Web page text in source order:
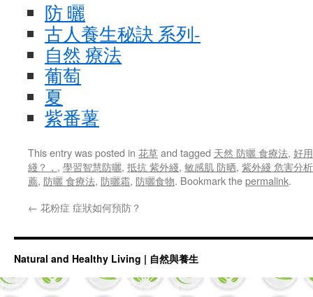
防 曬
古人養生秘訣 系列-
自然 療法
葡萄
夏
紫番薯
This entry was posted in 花草and tagged 天然 防曬 食療法, 好
綫？， , 學習智慧防曬, 抵抗 紫外綫, 敏感肌 防晒, 紫外綫 危害分析
薦, 防曬 食療法, 防曬霜, 防曬食物. Bookmark thepermalink.
← 花粉症 症狀如何預防？
Natural and Healthy Living | 自然與養生